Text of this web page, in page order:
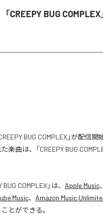
CREEPY BUG
BUG COMPLEX」が配信
楽曲は、「CREEPY BUG
BUG COMPLEX」は、 Apple Music、
Music、 Amazon Music
とができる。